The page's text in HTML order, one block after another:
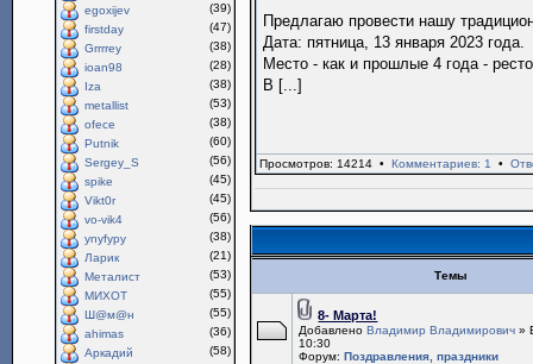
egoxijev
(39)
firstday
(47)
Grrrrey
(38)
ioan98
(28)
Iza
(38)
metallist
(53)
ofece
(38)
Putnik
(60)
Sergey_S
(56)
spike
(45)
Vikt0r
(45)
vo-vik4
(56)
ynyfypy
(38)
Ларик
(21)
Металист
(53)
МИХОТ
(55)
Ш@м@н
(55)
ahimas
(36)
Аркадий
(58)
Предлагаю провести нашу
Дата: пятница, 13 января 2023 года.
Место - как и прошлые 4 года -
В [...]
Просмотров: 14214 •Комментариев: 1 •
Темы
8- Марта!
ДобавленоВладимир Владимирович »
10:30
Форум:Поздравления, праздники